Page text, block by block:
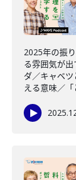
2025年の振
る雰囲気が
ダ／キャベ
える意味／